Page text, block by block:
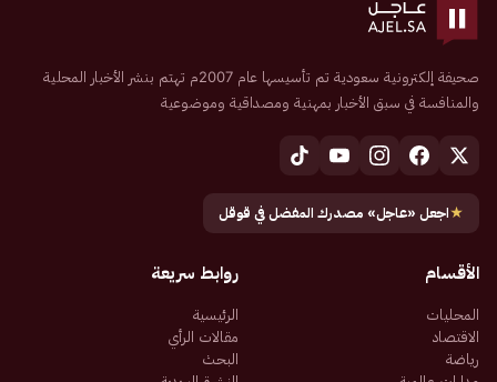
صحيفة إلكترونية سعودية تم تأسيسها عام 2007م تهتم بنشر الأخبار المحلية
والمنافسة في سبق الأخبار بمهنية ومصداقية وموضوعية
★اجعل «عاجل» مصدرك المفضل في قوقل
الأقسام
المحليات
الاقتصاد
رياضة
روابط سريعة
الرئيسية
مقالات الرأي
البحث